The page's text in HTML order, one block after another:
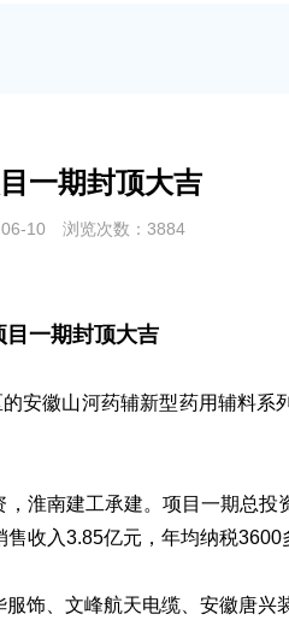
一期封顶大吉
06-10 浏览次数：3884
目一期封顶大吉
徽山河药辅新型药用辅料系
南建工承建。项目一期总投
收入3.85亿元，年均纳税3600
、文峰航天电缆、安徽唐兴